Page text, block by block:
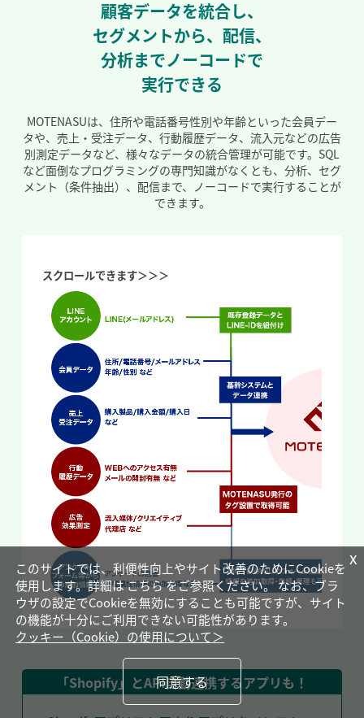
顧客データを統合し、
セグメントから、配信、
分析までノーコードで
実行できる
MOTENASUは、住所や電話番号性別や年齢といった会員デー
タや、 売上・受注データ、行動履歴データ、流入元などの広告
別測定データなど、 様々なデータの統合管理が可能です。 SQL
など面倒なプログラミングの専門知識がなくとも、 分析、セグ
メント（条件抽出）、配信まで、ノーコードで実行することが
できます。
スクロールできます＞＞＞
このサイトでは、利便性向上やサイト改善のためにCookieを
使用します。詳細は こちら をご参照ください。 なお、ブラ
ウザの設定でCookieを無効にすることも可能ですが、サイト
の機能が十分にご利用できない可能性があります。
クッキー（Cookie）の使用について＞
同意する
x